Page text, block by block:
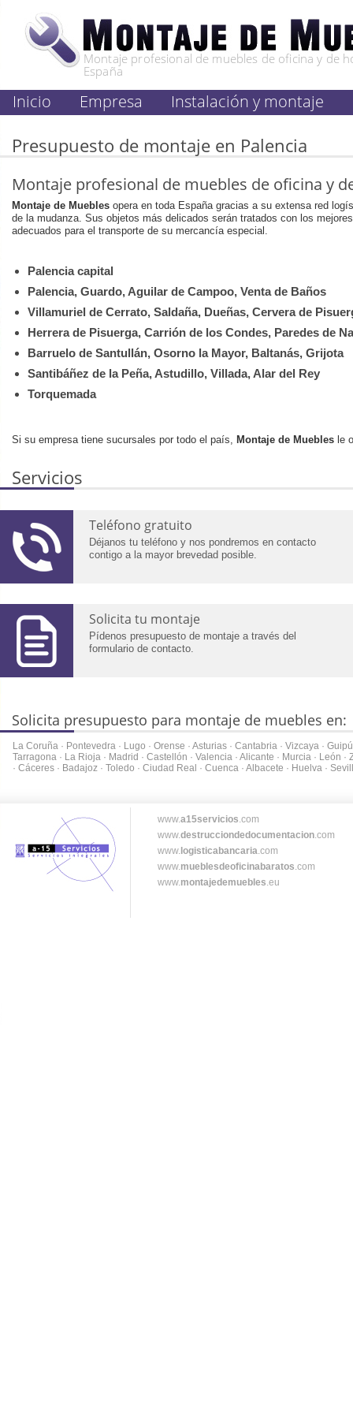
Montaje profesional de muebles de oficina y de
España
Inicio Empresa Instalación y montaje
Presupuesto de montaje en Palencia
Montaje profesional de muebles de oficina y
Montaje de Muebles opera en toda España gracias a su extensa red
de la mudanza. Sus objetos más delicados serán tratados con los
adecuados para el transporte de su mercancía especial.
Palencia capital
Palencia, Guardo, Aguilar de Campoo, Venta de Baños
Villamuriel de Cerrato, Saldaña, Dueñas, Cervera de
Herrera de Pisuerga, Carrión de los Condes, Paredes de
Barruelo de Santullán, Osorno la Mayor, Baltanás, Grijota
Santibáñez de la Peña, Astudillo, Villada, Alar del Rey
Torquemada
Si su empresa tiene sucursales por todo el país, Montaje de Muebles le
Servicios
Teléfono gratuito
Déjanos tu teléfono y nos pondremos en contacto
contigo a la mayor brevedad posible.
Solicita tu montaje
Pídenos presupuesto de montaje a través del
formulario de contacto.
Solicita presupuesto para montaje de muebles en:
La Coruña · Pontevedra · Lugo · Orense · Asturias · Cantabria · Vizcaya ·
Tarragona · La Rioja · Madrid · Castellón · Valencia · Alicante · Murcia · León ·
· Cáceres · Badajoz · Toledo · Ciudad Real · Cuenca · Albacete · Huelva ·
www.a15servicios.com
www.destrucciondedocumentacion.com
www. logisticabancaria.com
www.mueblesdeoficinabaratos.com
www.montajedemuebles.eu